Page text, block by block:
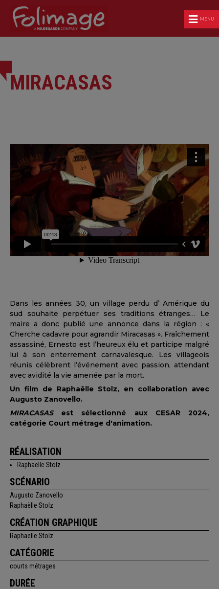
MENU
MIRACASAS
Dans les années 30, un village perdu d’ Amérique du
sud souhaite perpétuer ses traditions étranges… Le
maire a donc publié une annonce dans la région : «
Cherche cadavre pour agrandir Miracasas ». Fraîchement
assassiné, Ernesto est l’heureux élu et participe malgré
lui à son enterrement carnavalesque. Les villageois
réunis célèbrent l’événement avec passion, attendant
avec avidité la vie amenée par la mort.
Un film de Raphaëlle Stolz, en collaboration avec
Augusto Zanovello.
MIRACASAS est sélectionné aux CESAR 2024,
catégorie Court métrage d'animation.
RÉALISATION
Raphaëlle Stolz
SCÉNARIO
Augusto Zanovello
Raphaëlle Stolz
CRÉATION GRAPHIQUE
Raphaëlle Stolz
CATÉGORIE
courts métrages
DURÉE